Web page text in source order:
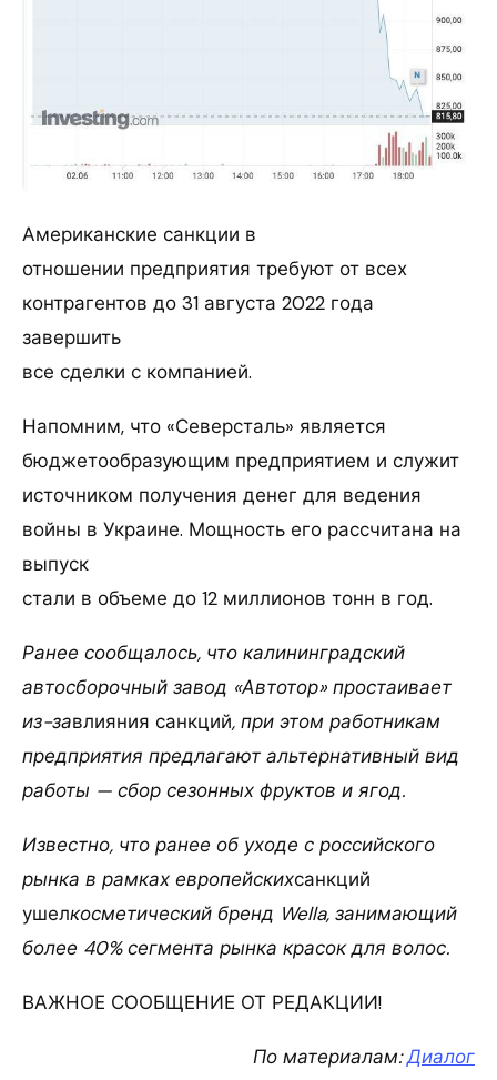
Американские санкции в
отношении предприятия требуют от всех
контрагентов до 31 августа 2022 года
завершить
все сделки с компанией.
Напомним, что «Северсталь» является
бюджетообразующим предприятием и служит
источником получения денег для ведения
войны в Украине. Мощность его рассчитана на
выпуск
стали в объеме до 12 миллионов тонн в год.
Ранее сообщалось, что калининградский
автосборочный завод «Автотор» простаивает
из-завлияния санкций, при этом работникам
предприятия предлагают альтернативный вид
работы — сбор сезонных фруктов и ягод.
Известно, что ранее об уходе с российского
рынка в рамках европейскихсанкций
ушелкосметический бренд Wella, занимающий
более 40% сегмента рынка красок для волос.
ВАЖНОЕ СООБЩЕНИЕ ОТ РЕДАКЦИИ!
По материалам:Диалог